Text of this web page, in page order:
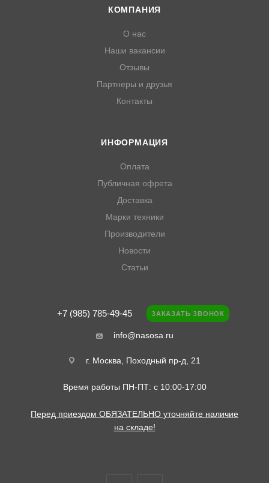
КОМПАНИЯ
О нас
Наши вакансии
Отзывы
Партнеры и друзья
Контакты
ИНФОРМАЦИЯ
Оплата
Публичная офрета
Доставка
Марки техники
Производители
Новости
Статьи
+7 (985) 785-49-45 ЗАКАЗАТЬ ЗВОНОК
info@nasosa.ru
г. Москва, Походный пр-д, 21
Время работы ПН-ПТ: с 10:00-17:00
Перед приездом ОБЯЗАТЕЛЬНО уточняйте наличие
на складе!